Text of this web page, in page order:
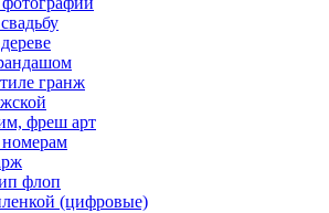
гранж
фреш арт
флоп
(цифровые)